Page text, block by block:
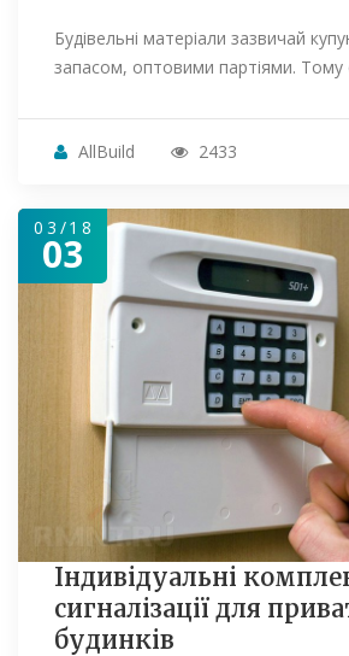
Будівельні матеріали зазвичай
запасом, оптовими партіями.
AllBuild 2433
03/18
03
Індивідуальні
сигналізації для
будинків